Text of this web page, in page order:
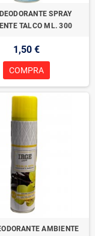
DEODORANTE SPRAY
TALCO ML. 300
1,50 €
COMPRA
AMBIENTE